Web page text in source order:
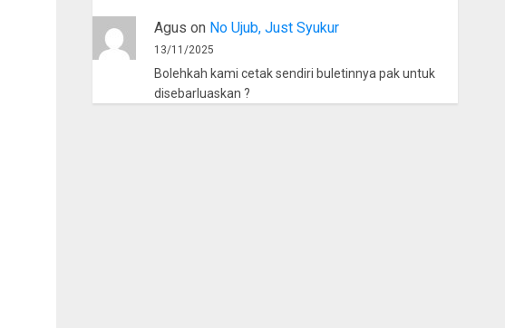
Agus on No Ujub, Just Syukur
13/11/2025
Bolehkah kami cetak sendiri buletinnya pak untuk
disebarluaskan ?